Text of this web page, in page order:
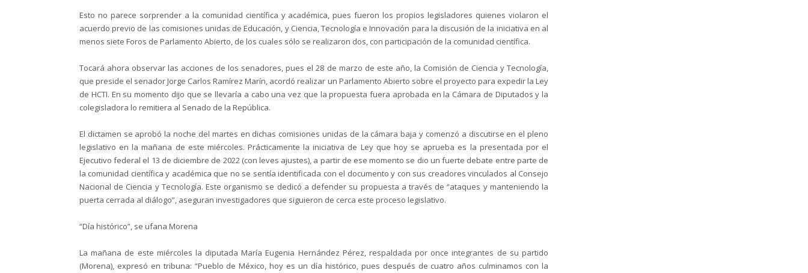
Esto no parece sorprender a la comunidad científica y académica, pues fueron los propios legisladores quienes violaron el
acuerdo previo de las comisiones unidas de Educación, y Ciencia, Tecnología e Innovación para la discusión de la iniciativa en al
menos siete Foros de Parlamento Abierto, de los cuales sólo se realizaron dos, con participación de la comunidad científica.
Tocará ahora observar las acciones de los senadores, pues el 28 de marzo de este año, la Comisión de Ciencia y Tecnología,
que preside el senador Jorge Carlos Ramírez Marín, acordó realizar un Parlamento Abierto sobre el proyecto para expedir la Ley
de HCTI. En su momento dijo que se llevaría a cabo una vez que la propuesta fuera aprobada en la Cámara de Diputados y la
colegisladora lo remitiera al Senado de la República.
El dictamen se aprobó la noche del martes en dichas comisiones unidas de la cámara baja y comenzó a discutirse en el pleno
legislativo en la mañana de este miércoles. Prácticamente la iniciativa de Ley que hoy se aprueba es la presentada por el
Ejecutivo federal el 13 de diciembre de 2022 (con leves ajustes), a partir de ese momento se dio un fuerte debate entre parte de
la comunidad científica y académica que no se sentía identificada con el documento y con sus creadores vinculados al Consejo
Nacional de Ciencia y Tecnología. Este organismo se dedicó a defender su propuesta a través de “ataques y manteniendo la
puerta cerrada al diálogo”, aseguran investigadores que siguieron de cerca este proceso legislativo.
“Día histórico”, se ufana Morena
La mañana de este miércoles la diputada María Eugenia Hernández Pérez, respaldada por once integrantes de su partido
(Morena), expresó en tribuna: “Pueblo de México, hoy es un día histórico, pues después de cuatro años culminamos con la